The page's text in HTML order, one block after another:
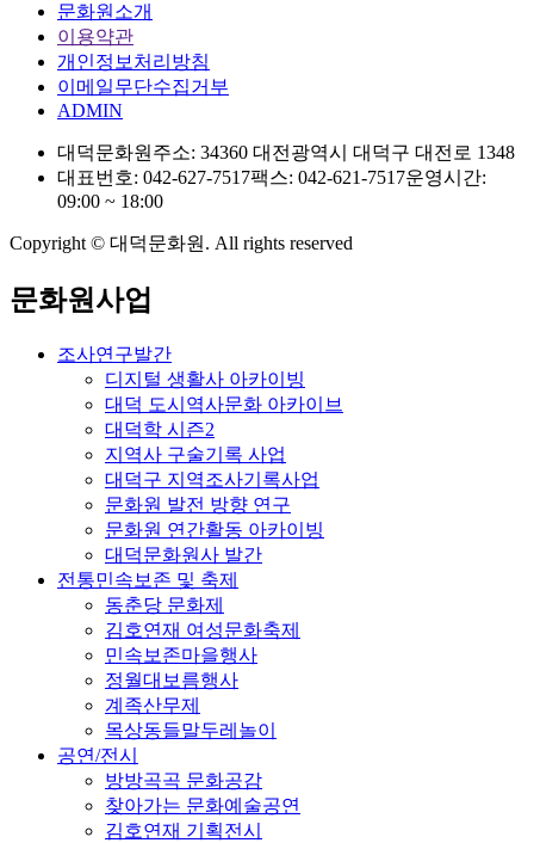
문화원소개
이용약관
개인정보처리방침
이메일무단수집거부
ADMIN
대덕문화원주소: 34360 대전광역시 대덕구 대전로 1348
대표번호: 042-627-7517팩스: 042-621-7517운영시간:
09:00 ~ 18:00
Copyright © 대덕문화원. All rights reserved
문화원사업
조사연구발간
디지털 생활사 아카이빙
대덕 도시역사문화 아카이브
대덕학 시즌2
지역사 구술기록 사업
대덕구 지역조사기록사업
문화원 발전 방향 연구
문화원 연간활동 아카이빙
대덕문화원사 발간
전통민속보존 및 축제
동춘당 문화제
김호연재 여성문화축제
민속보존마을행사
정월대보름행사
계족산무제
목상동들말두레놀이
공연/전시
방방곡곡 문화공감
찾아가는 문화예술공연
김호연재 기획전시